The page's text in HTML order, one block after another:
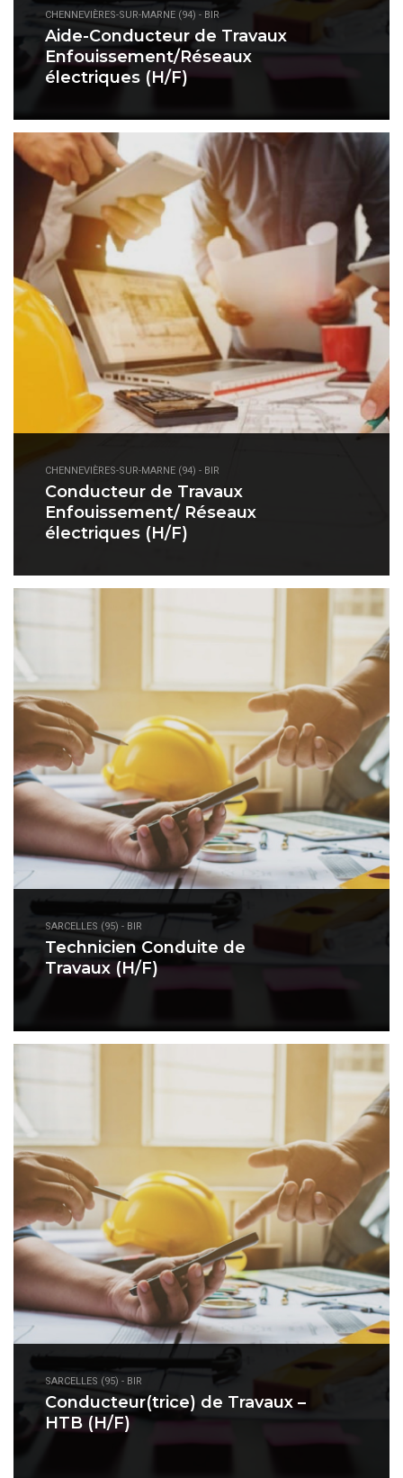
CHENNEVIÈRES-SUR-MARNE (94) - BIR
Aide-Conducteur de Travaux
Enfouissement/Réseaux
électriques (H/F)
CHENNEVIÈRES-SUR-MARNE (94) - BIR
Conducteur de Travaux
Enfouissement/ Réseaux
électriques (H/F)
SARCELLES (95) - BIR
Technicien Conduite de
Travaux (H/F)
SARCELLES (95) - BIR
Conducteur(trice) de Travaux –
HTB (H/F)